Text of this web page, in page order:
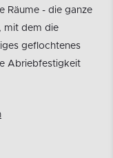
Räume - die ganze
mit dem die
geflochtenes
Abriebfestigkeit